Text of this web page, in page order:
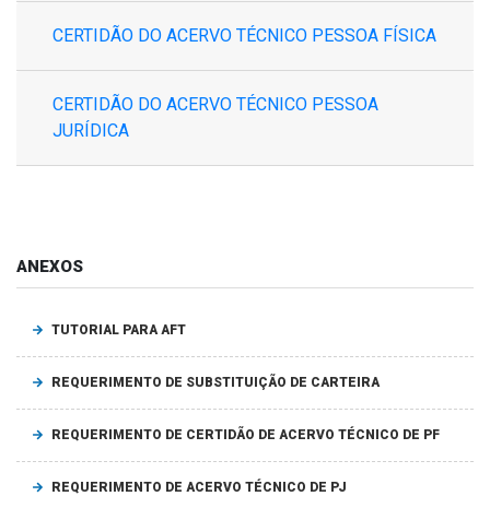
CERTIDÃO DO ACERVO TÉCNICO PESSOA FÍSICA
CERTIDÃO DO ACERVO TÉCNICO PESSOA
JURÍDICA
ANEXOS
TUTORIAL PARA AFT
REQUERIMENTO DE SUBSTITUIÇÃO DE CARTEIRA
REQUERIMENTO DE CERTIDÃO DE ACERVO TÉCNICO DE PF
REQUERIMENTO DE ACERVO TÉCNICO DE PJ